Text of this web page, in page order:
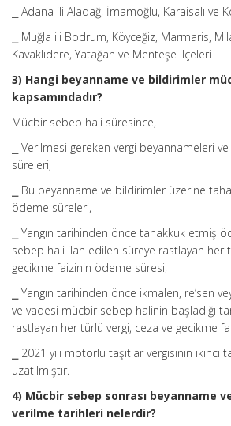
⎯ Adana ili Aladağ, İmamoğlu, Karaisalı ve
⎯ Muğla ili Bodrum, Köyceğiz, Marmaris,
Kavaklıdere, Yatağan ve Menteşe ilçeleri
3) Hangi beyanname ve bildirimler
kapsamındadır?
Mücbir sebep hali süresince,
⎯ Verilmesi gereken vergi beyannameleri
süreleri,
⎯ Bu beyanname ve bildirimler üzerine
ödeme süreleri,
⎯ Yangın tarihinden önce tahakkuk etmiş
sebep hali ilan edilen süreye rastlayan her
gecikme faizinin ödeme süresi,
⎯ Yangın tarihinden önce ikmalen, re’sen
ve vadesi mücbir sebep halinin başladığı
rastlayan her türlü vergi, ceza ve gecikme
⎯ 2021 yılı motorlu taşıtlar vergisinin
uzatılmıştır.
4) Mücbir sebep sonrası beyanname
verilme tarihleri nelerdir?